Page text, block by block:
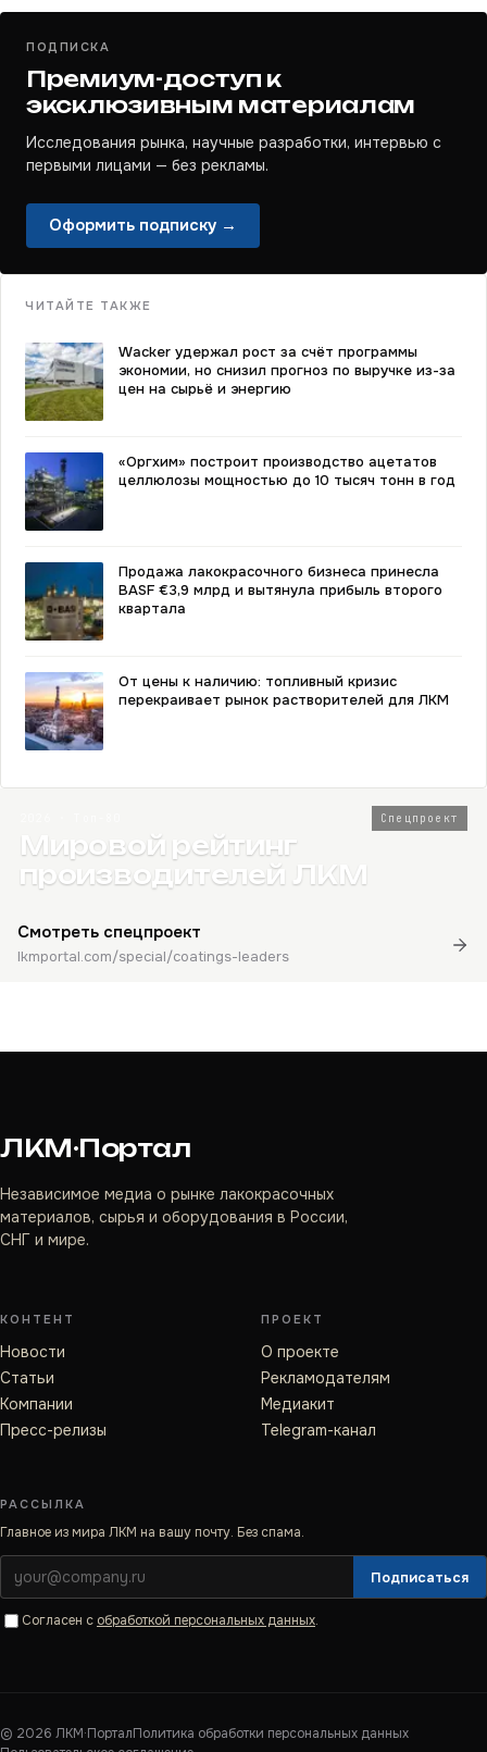
ПОДПИСКА
Премиум-доступ к
эксклюзивным материалам
Исследования рынка, научные разработки, интервью с
первыми лицами — без рекламы.
Оформить подписку →
ЧИТАЙТЕ ТАКЖЕ
Wacker удержал рост за счёт программы
экономии, но снизил прогноз по выручке из-за
цен на сырьё и энергию
«Оргхим» построит производство ацетатов
целлюлозы мощностью до 10 тысяч тонн в год
Продажа лакокрасочного бизнеса принесла
BASF €3,9 млрд и вытянула прибыль второго
квартала
От цены к наличию: топливный кризис
перекраивает рынок растворителей для ЛКМ
Спецпроект
Мировой рейтинг
производителей ЛКМ
Смотреть спецпроект
lkmportal.com/special/coatings-leaders
ЛКМ·Портал
Независимое медиа о рынке лакокрасочных
материалов, сырья и оборудования в России,
СНГ и мире.
КОНТЕНТ
Новости
Статьи
Компании
Пресс-релизы
ПРОЕКТ
О проекте
Рекламодателям
Медиакит
Telegram-канал
РАССЫЛКА
Главное из мира ЛКМ на вашу почту. Без спама.
Подписаться
Согласен с обработкой персональных данных.
© 2026 ЛКМ·ПорталПолитика обработки персональных данных